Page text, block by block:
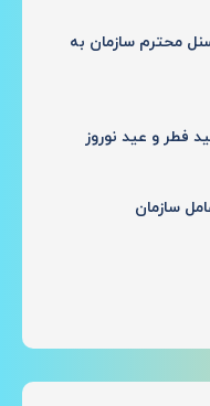
محترم سازمان به
فطر و عید نوروز
سازمان